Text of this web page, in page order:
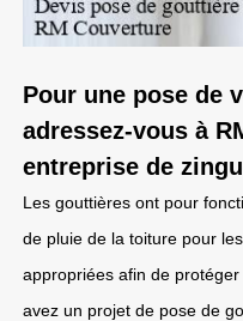
Pour une pose de
adressez-vous à
entreprise de
Les gouttières ont pour
de pluie de la toiture pour
appropriées afin de
avez un projet de pose de